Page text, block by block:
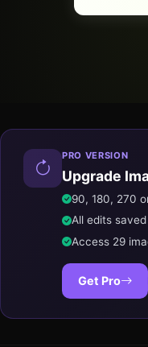
PRO VERSION
Upgrade
90, 180, 270
All edits
Access 29
Get Pro